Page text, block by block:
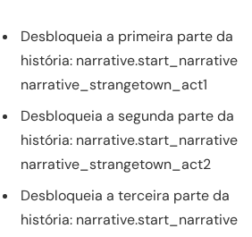
Desbloqueia a primeira parte da
história: narrative.start_narrative
narrative_strangetown_act1
Desbloqueia a segunda parte da
história: narrative.start_narrative
narrative_strangetown_act2
Desbloqueia a terceira parte da
história: narrative.start_narrative